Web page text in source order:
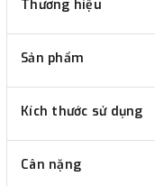
Thương hiệu
Sản phẩm
Kích thước sử dụng
Cân nặng